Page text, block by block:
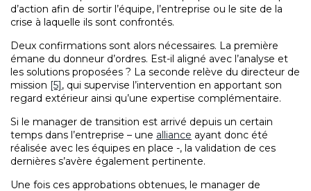
d’action afin de sortir l’équipe, l’entreprise ou le site de la
crise à laquelle ils sont confrontés.
Deux confirmations sont alors nécessaires. La première
émane du donneur d’ordres. Est-il aligné avec l’analyse et
les solutions proposées ? La seconde relève du directeur de
mission [5], qui supervise l’intervention en apportant son
regard extérieur ainsi qu’une expertise complémentaire.
Si le manager de transition est arrivé depuis un certain
temps dans l’entreprise – une alliance ayant donc été
réalisée avec les équipes en place -, la validation de ces
dernières s’avère également pertinente.
Une fois ces approbations obtenues, le manager de